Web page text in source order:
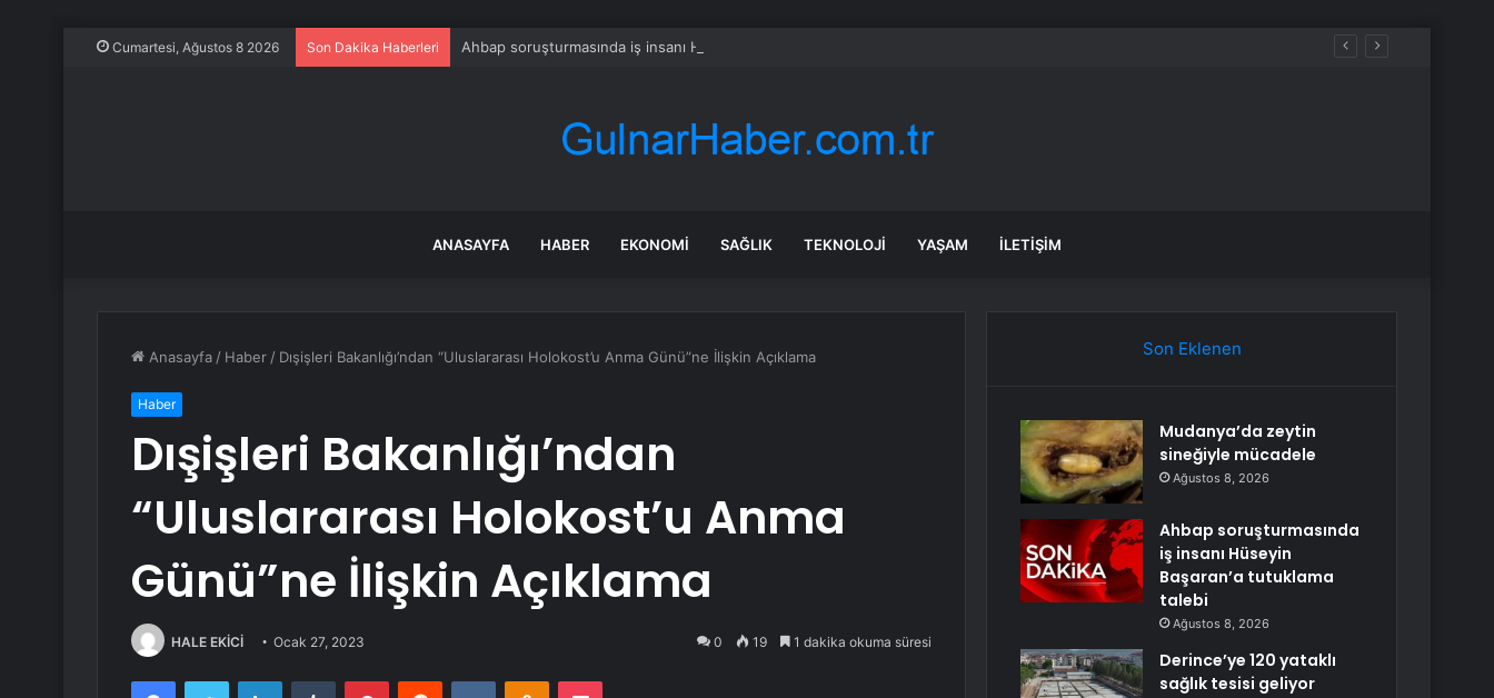
Cumartesi, Ağustos 8 2026 Son Dakika Haberleri Ahbap soruşturmasında iş insanı Hüseyin Başaran’a tutuklama talebi
ANASAYFA HABER EKONOMI SAĞLIK TEKNOLOJI YAŞAM İLETIŞIM
Anasayfa / Haber / Dışişleri Bakanlığı’ndan “Uluslararası Holokost’u Anma Günü”ne İlişkin Açıklama
Haber
Dışişleri Bakanlığı’ndan
“Uluslararası Holokost’u Anma
Günü”ne İlişkin Açıklama
HALE EKİCİ Ocak 27, 2023 0 19 1 dakika okuma süresi
FacebookTwitter LinkedInTumblr PinterestReddit VKontakteOdnoklassniki
Pocket
Son Eklenen
Mudanya’da zeytin
sineğiyle mücadele
Ağustos 8, 2026
Ahbap soruşturmasında
iş insanı Hüseyin
Başaran’a tutuklama
talebi
Ağustos 8, 2026
Derince’ye 120 yataklı
sağlık tesisi geliyor